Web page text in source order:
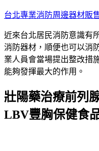
跳
主
要
內
容
台北專業消防周邊器材販
近來台北居民消防意識有
消防器材，順便也可以消
業人員會當場提出整改措
能夠發揮最大的作用。
壯陽藥治療前列
LBV豐胸保健食